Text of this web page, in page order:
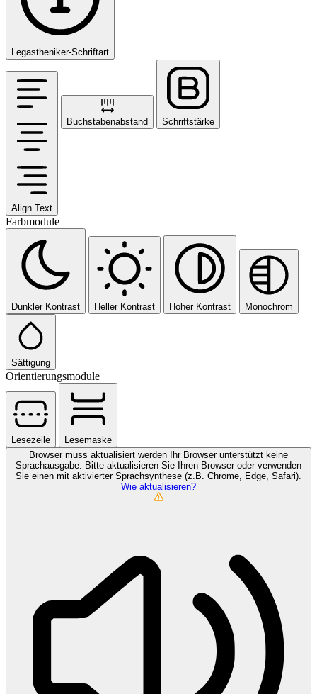
Legastheniker-Schriftart
Align Text
Buchstabenabstand Schriftstärke
Farbmodule
Dunkler Kontrast Heller Kontrast Hoher Kontrast Monochrom
Sättigung
Orientierungsmodule
Lesezeile
Lesemaske
Browser muss aktualisiert werden
Ihr Browser unterstützt keine
Sprachausgabe. Bitte aktualisieren Sie Ihren Browser oder verwenden
Sie einen mit aktivierter Sprachsynthese (z.B. Chrome, Edge, Safari).
Wie aktualisieren?